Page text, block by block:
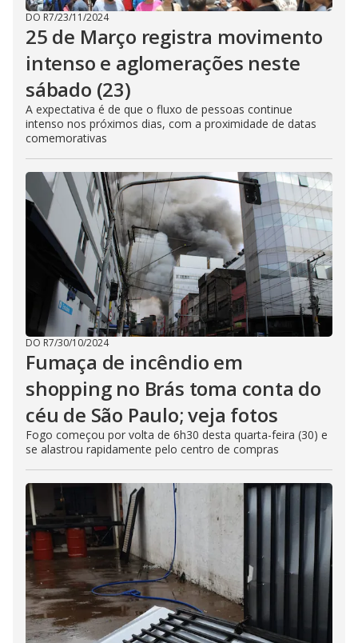
DO R7/23/11/2024
25 de Março registra movimento
intenso e aglomerações neste
sábado (23)
A expectativa é de que o fluxo de pessoas continue
intenso nos próximos dias, com a proximidade de datas
comemorativas
DO R7/30/10/2024
Fumaça de incêndio em
shopping no Brás toma conta do
céu de São Paulo; veja fotos
Fogo começou por volta de 6h30 desta quarta-feira (30) e
se alastrou rapidamente pelo centro de compras